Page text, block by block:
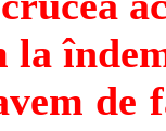
la
de